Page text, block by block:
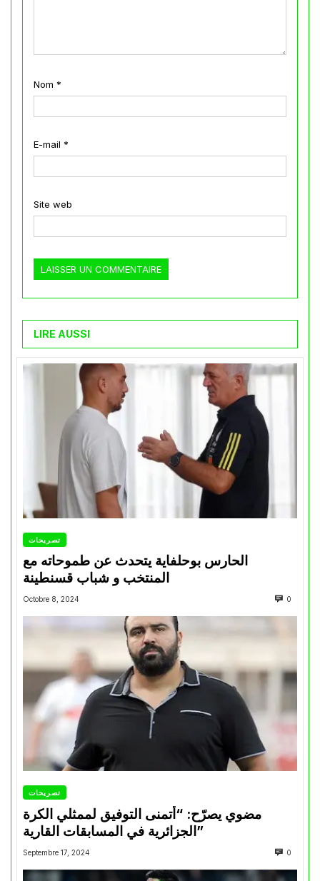
Nom *
E-mail *
Site web
LIRE AUSSI
تصريحات
الحارس بوحلفاية يتحدث عن طموحاته مع
المنتخب و شباب قسنطينة
Octobre 8, 2024 0
تصريحات
مضوي يصرّح: “أتمنى التوفيق لممثلي الكرة
الجزائرية في المسابقات القارية”
Septembre 17, 2024 0